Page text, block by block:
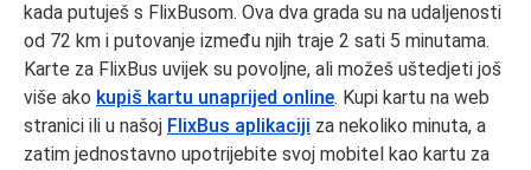
kada putuješ s FlixBusom. Ova dva grada su na udaljenosti
od 72 km i putovanje između njih traje 2 sati 5 minutama.
Karte za FlixBus uvijek su povoljne, ali možeš uštedjeti još
više ako kupiš kartu unaprijed online. Kupi kartu na web
stranici ili u našoj FlixBus aplikaciji za nekoliko minuta, a
zatim jednostavno upotrijebite svoj mobitel kao kartu za